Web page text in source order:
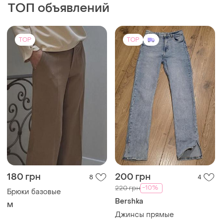
ТОП объявлений
TOP
180 грн 8
Брюки базовые
M
TOP
200 грн 4
220 грн -10%
Bershka
Джинсы прямые